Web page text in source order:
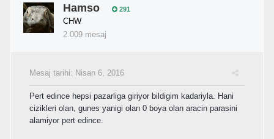
Hamso 291
CHW
2.009 mesaj
Mesaj tarihi: Nisan 6, 2016
Pert edince hepsi pazarliga giriyor bildigim kadariyla. Hani
cizikleri olan, gunes yanigi olan 0 boya olan aracin parasini
alamiyor pert edince.